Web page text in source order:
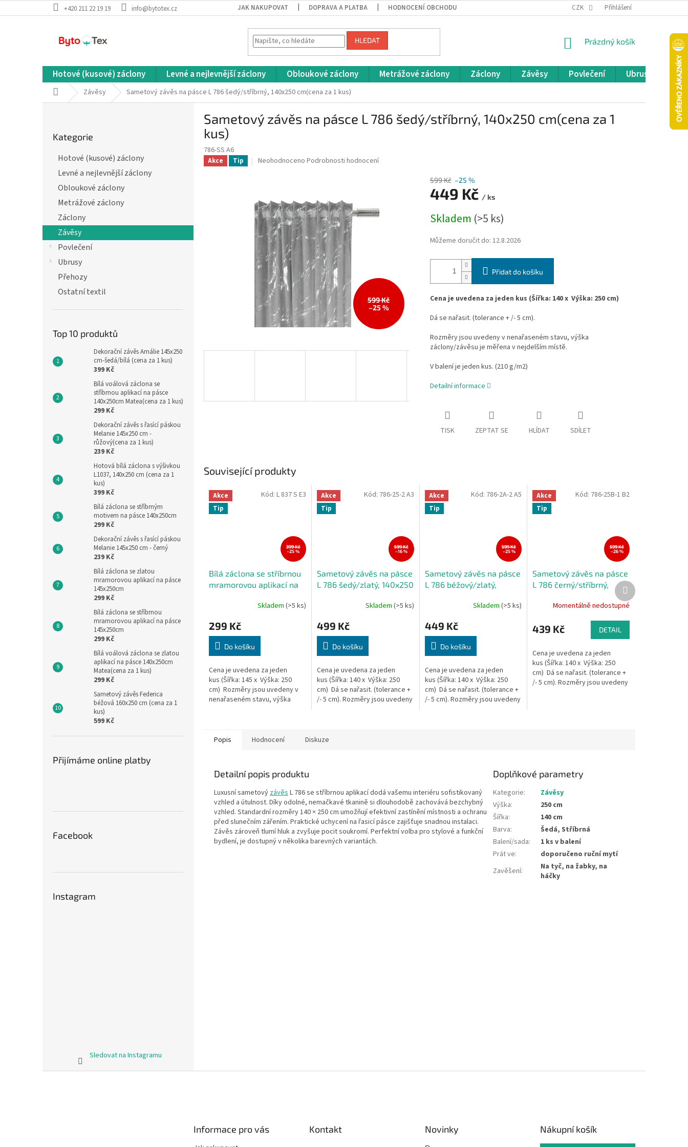
na
+420 211 22 19 19 info@bytotex.cz JAK NAKUPOVAT DOPRAVA A PLATBA HODNOCENÍ OBCHODU OBCHODNÍ PODMÍNKY
CZK Přihlášení
HLEDAT
NÁKUPNÍ
Prázdný košík
Hotové (kusové) záclony Levné a nejlevnější záclony Obloukové záclony Metrážové záclony Záclony Závěsy Povlečení Ubrusy
Domů Závěsy Sametový závěs na pásce L 786 šedý/stříbrný, 140x250 cm(cena za 1 kus)
e
kategorie
Kategorie
Hotové (kusové) záclony
Levné a nejlevnější záclony
Obloukové záclony
Metrážové záclony
Záclony
Závěsy
Povlečení
Ubrusy
Přehozy
Ostatní textil
Top 10 produktů
Dekorační závěs Amálie 145x250
cm-šedá/bílá (cena za 1 kus)
399 Kč
Bílá voálová záclona se
stříbrnou aplikací na pásce
140x250cm Matea(cena za 1 kus)
299 Kč
Dekorační závěs s řasící páskou
Melanie 145x250 cm -
růžový(cena za 1 kus)
239 Kč
Hotová bílá záclona s výšivkou
L1037, 140x250 cm (cena za 1
kus)
399 Kč
Bílá záclona se stříbrným
motivem na pásce 140x250cm
299 Kč
Dekorační závěs s řasící páskou
Melanie 145x250 cm - černý
239 Kč
Bílá záclona se zlatou
mramorovou aplikací na pásce
145x250cm
299 Kč
Bílá záclona se stříbrnou
mramorovou aplikací na pásce
145x250cm
299 Kč
Bílá voálová záclona se zlatou
aplikací na pásce 140x250cm
Matea(cena za 1 kus)
299 Kč
Sametový závěs Federica
béžová 160x250 cm (cena za 1
kus)
599 Kč
Přijímáme online platby
Facebook
Instagram
Sledovat na Instagramu
Sametový závěs na pásce L 786 šedý/stříbrný, 140x250 cm(cena za 1
kus)
786-SS A6
Akce Tip
Průměrné
0,0
z
5
hvězdiček.
Neohodnoceno Podrobnosti hodnocení
599 Kč
–25 %
599 Kč –25 %
449 Kč / ks
cena:
Skladem (>5 ks)
Můžeme doručit do: 12.8.2026
Přidat do košíku
Cena je uvedena za jeden kus (Šířka: 140 x Výška: 250 cm)
Dá se nařasit. (tolerance + /- 5 cm).
Rozměry jsou uvedeny v nenařaseném stavu, výška
záclony/závěsu je měřena v nejdelším místě.
V balení je jeden kus. (210 g/m2)
Detailní informace
TISK ZEPTAT SE HLÍDAT SDÍLET
Související produkty
Akce
Tip
399 Kč
–25 %
Bílá záclona se stříbrnou
mramorovou aplikací na
Skladem (>5 ks)
299 Kč
Do košíku
Cena je uvedena za jeden
kus (Šířka: 145 x Výška: 250
cm) Rozměry jsou uvedeny v
nenařaseném stavu, výška
Kód: L 837 S E3
Akce
Tip
599 Kč
–16 %
Sametový závěs na pásce
L 786 šedý/zlatý, 140x250
Skladem (>5 ks)
499 Kč
Do košíku
Cena je uvedena za jeden
kus (Šířka: 140 x Výška: 250
cm) Dá se nařasit. (tolerance +
/- 5 cm). Rozměry jsou uvedeny
Kód: 786-25-2 A3
Akce
Tip
599 Kč
–25 %
Sametový závěs na pásce
L 786 béžový/zlatý,
Skladem(>5 ks)
449 Kč
Do košíku
Cena je uvedena za jeden
kus (Šířka: 140 x Výška: 250
cm) Dá se nařasit. (tolerance +
/- 5 cm). Rozměry jsou uvedeny
Kód: 786-2A-2 A5
Akce
Tip
599 Kč
–26 %
Sametový závěs na pásce
L 786 černý/stříbrný,
Momentálně nedostupné
439 Kč DETAIL
Cena je uvedena za jeden
kus (Šířka: 140 x Výška: 250
cm) Dá se nařasit. (tolerance +
/- 5 cm). Rozměry jsou uvedeny
Kód: 786-25B-1 B2
Další
produkt
Popis Hodnocení Diskuze
Detailní popis produktu
Luxusní sametovýzávěsL 786 se stříbrnou aplikací dodá vašemu interiéru sofistikovaný
vzhled a útulnost. Díky odolné, nemačkavé tkanině si dlouhodobě zachovává bezchybný
vzhled. Standardní rozměry 140 × 250 cm umožňují efektivní zastínění místnosti a ochranu
před slunečním zářením. Praktické uchycení na řasicí pásce zajišťuje snadnou instalaci.
Závěs zároveň tlumí hluk a zvyšuje pocit soukromí. Perfektní volba pro stylové a funkční
bydlení, je dostupný v několika barevných variantách.
Doplňkové parametry
Kategorie:
Závěsy
Výška:
250 cm
Šířka:
140 cm
Barva:
Šedá, Stříbrná
Balení/sada:
1 ks v balení
Prát ve:
doporučeno ruční mytí
Zavěšení:
Na tyč, na žabky, na
háčky
Informace pro vás Kontakt Novinky Nákupní košík